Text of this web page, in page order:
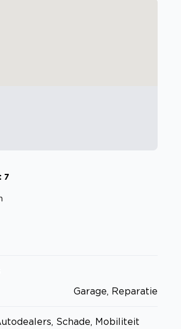
7
Garage, Reparatie
Schade, Mobiliteit